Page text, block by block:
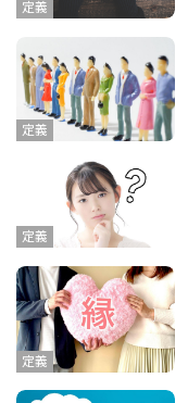
定義
定義
定義
定義